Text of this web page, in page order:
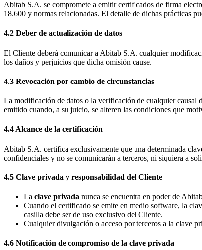
Abitab S.A. se compromete a emitir certificados de firma
18.600 y normas relacionadas. El detalle de dichas prácticas
4.2 Deber de actualización de datos
El Cliente deberá comunicar a Abitab S.A. cualquier
los daños y perjuicios que dicha omisión cause.
4.3 Revocación por cambio de circunstancias
La modificación de datos o la verificación de cualquier
emitido cuando, a su juicio, se alteren las condiciones que
4.4 Alcance de la certificación
Abitab S.A. certifica exclusivamente que una determinada
confidenciales y no se comunicarán a terceros, ni siquiera a
4.5 Clave privada y responsabilidad del Cliente
La clave privada nunca se encuentra en poder de
Cuando el certificado se emite en medio software, la
casilla debe ser de uso exclusivo del Cliente.
Cualquier divulgación o acceso por terceros a la clave
4.6 Notificación de compromiso de la clave privada